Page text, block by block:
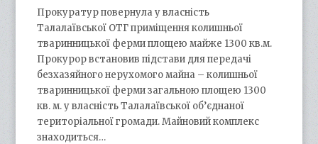
Прокуратур повернула у власність
Талалаївської ОТГ приміщення колишньої
тваринницької ферми площею майже 1300 кв.м.
Прокурор встановив підстави для передачі
безхазяйного нерухомого майна – колишньої
тваринницької ферми загальною площею 1300
кв. м. у власність Талалаївської об’єднаної
територіальної громади. Майновий комплекс
знаходиться…